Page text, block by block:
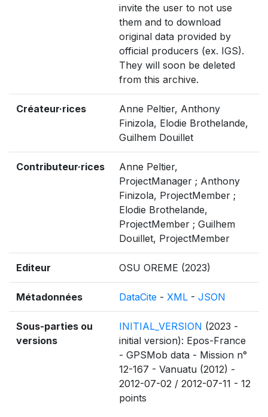
invite the user to not use
them and to download
original data provided by
official producers (ex. IGS).
They will soon be deleted
from this archive.
Créateur·rices
Anne Peltier, Anthony
Finizola, Elodie Brothelande,
Guilhem Douillet
Contributeur·rices
Anne Peltier,
ProjectManager ; Anthony
Finizola, ProjectMember ;
Elodie Brothelande,
ProjectMember ; Guilhem
Douillet, ProjectMember
Editeur OSU OREME (2023)
Métadonnées DataCite - XML - JSON
Sous-parties ou
versions
INITIAL_VERSION (2023 -
initial version): Epos-France
- GPSMob data - Mission n°
12-167 - Vanuatu (2012) -
2012-07-02 / 2012-07-11 - 12
points